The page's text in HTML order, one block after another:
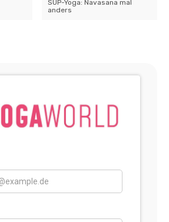
SUP-Yoga: Navasana mal
anders